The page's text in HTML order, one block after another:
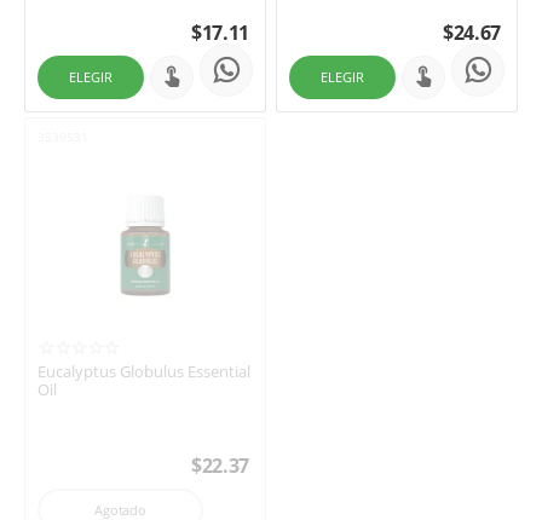
$17.11
ELEGIR
$24.67
ELEGIR
Eucalyptus Globulus Essential
Oil
$22.37
Agotado